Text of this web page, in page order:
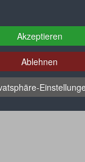
Akzeptieren
Ablehnen